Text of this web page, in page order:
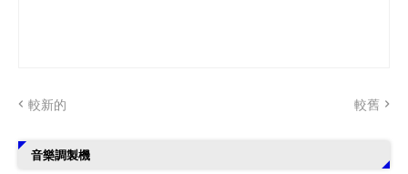
較新的 較舊
音樂調製機